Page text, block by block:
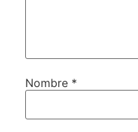
Nombre *